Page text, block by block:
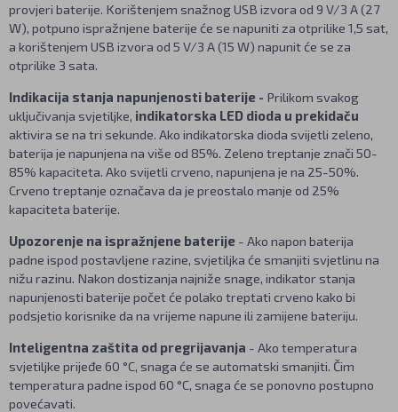
provjeri baterije. Korištenjem snažnog USB izvora od 9 V/3 A (27
W), potpuno ispražnjene baterije će se napuniti za otprilike 1,5 sat,
a korištenjem USB izvora od 5 V/3 A (15 W) napunit će se za
otprilike 3 sata.
Indikacija stanja napunjenosti baterije - Prilikom svakog
uključivanja svjetiljke, indikatorska LED dioda u prekidaču
aktivira se na tri sekunde. Ako indikatorska dioda svijetli zeleno,
baterija je napunjena na više od 85%. Zeleno treptanje znači 50-
85% kapaciteta. Ako svijetli crveno, napunjena je na 25-50%.
Crveno treptanje označava da je preostalo manje od 25%
kapaciteta baterije.
Upozorenje na ispražnjene baterije - Ako napon baterija
padne ispod postavljene razine, svjetiljka će smanjiti svjetlinu na
nižu razinu. Nakon dostizanja najniže snage, indikator stanja
napunjenosti baterije počet će polako treptati crveno kako bi
podsjetio korisnike da na vrijeme napune ili zamijene bateriju.
Inteligentna zaštita od pregrijavanja - Ako temperatura
svjetiljke prijeđe 60 °C, snaga će se automatski smanjiti. Čim
temperatura padne ispod 60 °C, snaga će se ponovno postupno
povećavati.